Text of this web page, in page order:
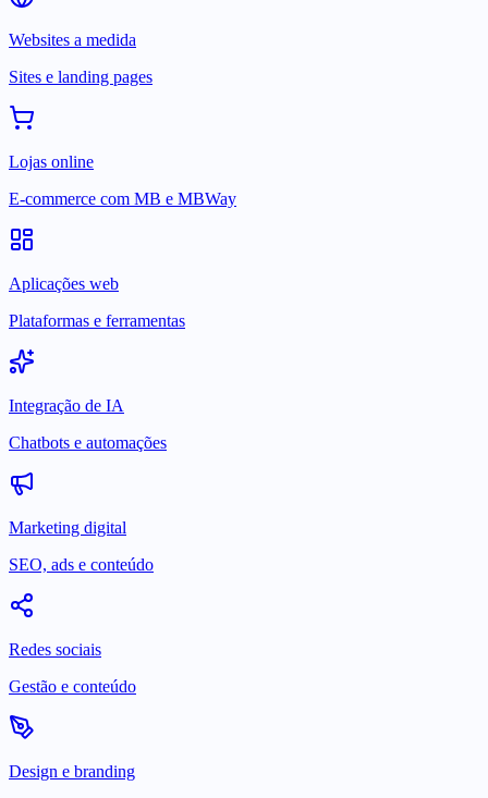
Websites a medida
Sites e landing pages
Lojas online
E-commerce com MB e MBWay
Aplicações web
Plataformas e ferramentas
Integração de IA
Chatbots e automações
Marketing digital
SEO, ads e conteúdo
Redes sociais
Gestão e conteúdo
Design e branding